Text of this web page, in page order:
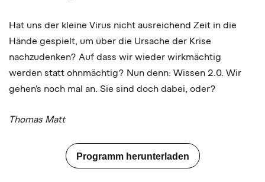
Hat uns der kleine Virus nicht ausreichend Zeit in die
Hände gespielt, um über die Ursache der Krise
nachzudenken? Auf dass wir wieder wirkmächtig
werden statt ohnmächtig? Nun denn: Wissen 2.0. Wir
gehen’s noch mal an. Sie sind doch dabei, oder?
Thomas Matt
Programm herunterladen